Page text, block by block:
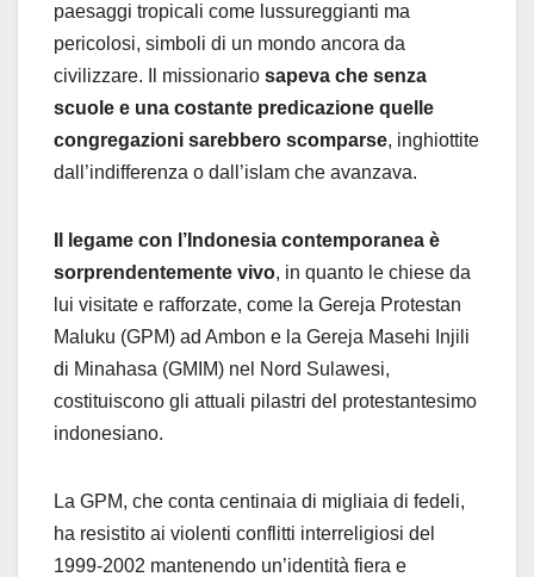
paesaggi tropicali come lussureggianti ma
pericolosi, simboli di un mondo ancora da
civilizzare. Il missionario sapeva che senza
scuole e una costante predicazione quelle
congregazioni sarebbero scomparse, inghiottite
dall’indifferenza o dall’islam che avanzava.
Il legame con l’Indonesia contemporanea è
sorprendentemente vivo, in quanto le chiese da
lui visitate e rafforzate, come la Gereja Protestan
Maluku (GPM) ad Ambon e la Gereja Masehi Injili
di Minahasa (GMIM) nel Nord Sulawesi,
costituiscono gli attuali pilastri del protestantesimo
indonesiano.
La GPM, che conta centinaia di migliaia di fedeli,
ha resistito ai violenti conflitti interreligiosi del
1999-2002 mantenendo un’identità fiera e